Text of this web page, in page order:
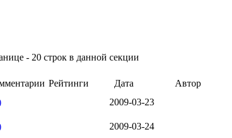
- 20 строк в данной секции
Рейтинги Дата
Автор
2009-03-23
2009-03-24